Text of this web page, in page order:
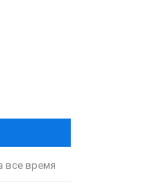
все время